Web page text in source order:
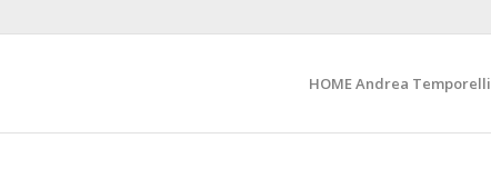
HOME Andrea Temporelli